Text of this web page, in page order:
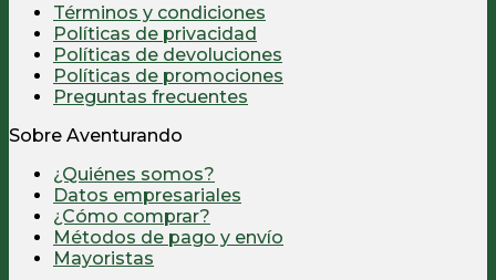
Términos y condiciones
Políticas de privacidad
Políticas de devoluciones
Políticas de promociones
Preguntas frecuentes
Sobre Aventurando
¿Quiénes somos?
Datos empresariales
¿Cómo comprar?
Métodos de pago y envío
Mayoristas